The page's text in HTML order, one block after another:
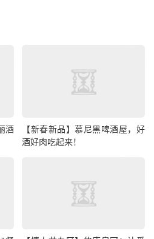
酒
【新春新品】慕尼黑啤酒屋，好
酒好肉吃起来！